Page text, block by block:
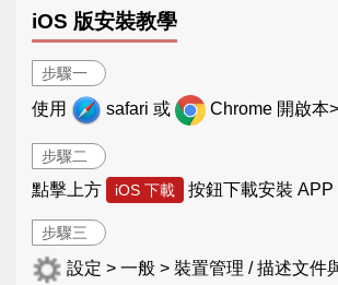
iOS 版安裝教學
步驟一
使用 safari 或 Chrome 開啟本
步驟二
點擊上方 iOS 下載 按鈕下載安裝 APP
步驟三
設定 > 一般 > 裝置管理 / 描述文件